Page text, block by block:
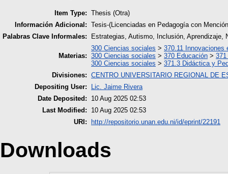
Item Type: Thesis (Otra)
Información Adicional: Tesis-(Licenciadas en Pedagogía con
Palabras Clave Informales:
Estrategias, Autismo, Inclusión, Aprendizaje,
Materias:
300 Ciencias sociales > 370.11 Innovaciones
300 Ciencias sociales > 370 Educación >
300 Ciencias sociales > 371.3 Didáctica y
Divisiones: CENTRO UNIVERSITARIO REGIONAL DE
Depositing User:
Lic. Jaime Rivera
Date Deposited:
10 Aug 2025 02:53
Last Modified:
10 Aug 2025 02:53
URI:
http://repositorio.unan.edu.ni/id/eprint/22191
Downloads